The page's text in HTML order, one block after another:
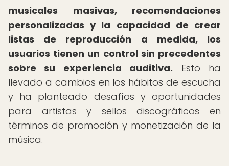
musicales masivas, recomendaciones
personalizadas y la capacidad de crear
listas de reproducción a medida, los
usuarios tienen un control sin precedentes
sobre su experiencia auditiva. Esto ha
llevado a cambios en los hábitos de escucha
y ha planteado desafíos y oportunidades
para artistas y sellos discográficos en
términos de promoción y monetización de la
música.